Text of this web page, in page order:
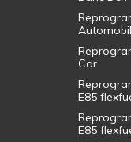
Car
E85
E85